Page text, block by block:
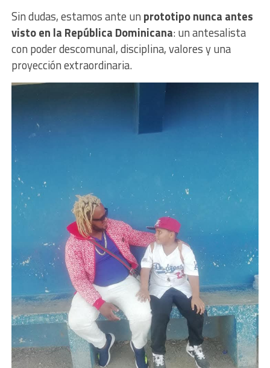
Sin dudas, estamos ante un prototipo nunca antes
visto en la República Dominicana: un antesalista
con poder descomunal, disciplina, valores y una
proyección extraordinaria.